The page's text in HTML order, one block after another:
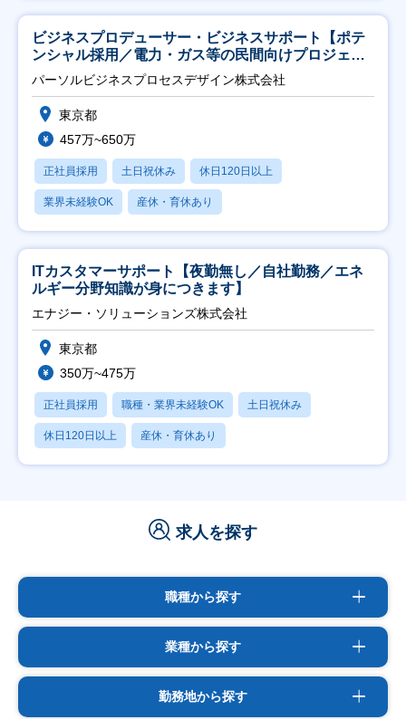
ビジネスプロデューサー・ビジネスサポート【ポテ
ンシャル採用／電力・ガス等の民間向けプロジェク
ト推進】
パーソルビジネスプロセスデザイン株式会社
東京都
457万~650万
正社員採用 土日祝休み 休日120日以上
業界未経験OK 産休・育休あり
ITカスタマーサポート【夜勤無し／自社勤務／エネ
ルギー分野知識が身につきます】
エナジー・ソリューションズ株式会社
東京都
350万~475万
正社員採用 職種・業界未経験OK 土日祝休み
休日120日以上 産休・育休あり
求人を探す
職種から探す
業種から探す
勤務地から探す